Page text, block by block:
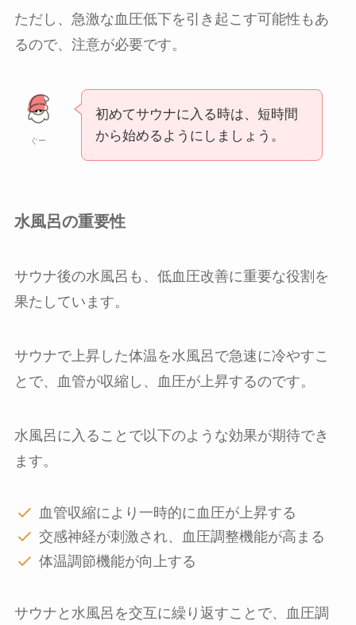
ただし、急激な血圧低下を引き起こす可能性もあ
るので、注意が必要です。
ぐー
初めてサウナに入る時は、短時間
から始めるようにしましょう。
水風呂の重要性
サウナ後の水風呂も、低血圧改善に重要な役割を
果たしています。
サウナで上昇した体温を水風呂で急速に冷やすこ
とで、血管が収縮し、血圧が上昇するのです。
水風呂に入ることで以下のような効果が期待でき
ます。
血管収縮により一時的に血圧が上昇する
交感神経が刺激され、血圧調整機能が高まる
体温調節機能が向上する
サウナと水風呂を交互に繰り返すことで、血圧調